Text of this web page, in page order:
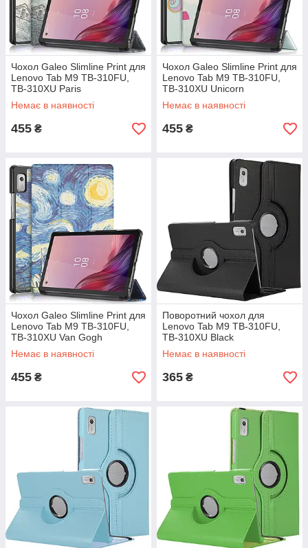
Чохол Galeo Slimline Print для
Lenovo Tab M9 TB-310FU,
TB-310XU Paris
Немає в наявності
455 ₴
Чохол Galeo Slimline Print для
Lenovo Tab M9 TB-310FU,
TB-310XU Unicorn
Немає в наявності
455 ₴
Чохол Galeo Slimline Print для
Lenovo Tab M9 TB-310FU,
TB-310XU Van Gogh
Немає в наявності
455 ₴
Поворотний чохол для
Lenovo Tab M9 TB-310FU,
TB-310XU Black
Немає в наявності
365 ₴